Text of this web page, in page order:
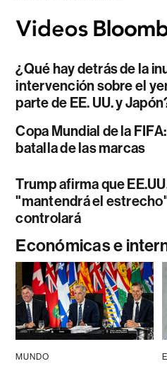
¿Qué hay detrás de la
intervención sobre el
parte de EE. UU. y
Copa Mundial de la
batalla de las marcas
Trump afirma que
"mantendrá el
controlará
Económicas e
MUNDO